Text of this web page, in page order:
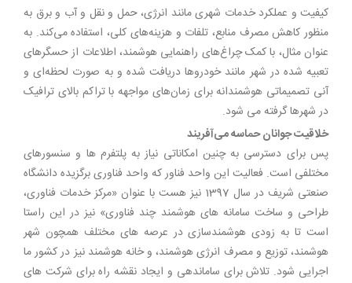
کیفیت و عملکرد خدمات شهری مانند انرژی، حمل و نقل و آب و برق به
منظور کاهش مصرف منابع، تلفات و هزینه‌های کلی، استفاده می‌کند. به
عنوان مثال، با کمک چراغ‌های راهنمایی هوشمند، اطلاعات از حسگرهای
تعبیه شده در شهر مانند خودروها دریافت شده و به صورت لحظه‌ای و
آنی تصمیماتی هوشمندانه برای زمان‌های مواجهه با تراکم بالای ترافیک
در شهرها گرفته می شود.
خلاقیت جوانان حماسه می‌آفریند
پس برای دسترسی به چنین امکاناتی نیاز به پلتفرم ها و سنسورهای
مختلفی است. فعالیت این واحد فناور که واحد فناوری برگزیده دانشگاه
صنعتی شریف در سال 1397 نیز هست با عنوان «مرکز خدمات فناوری،
طراحی و ساخت سامانه های هوشمند چند فناوری» نیز در این راستا
است تا به زودی هوشمندسازی در عرصه های مختلف همچون شهر
هوشمند، توزیع و مصرف انرژی هوشمند، و خانه هوشمند نیز در کشور ما
اجرایی شود. تلاش برای ساماندهی و ایجاد نقشه راه برای شرکت های